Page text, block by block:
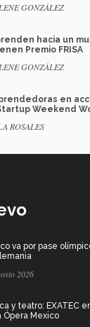
GONZÁLEZ
hacia un
Premio FRISA
GONZÁLEZ
en
Weekend
ROSALES
va por pase
2026
y teatro: EXATEC
Ópera Mexico